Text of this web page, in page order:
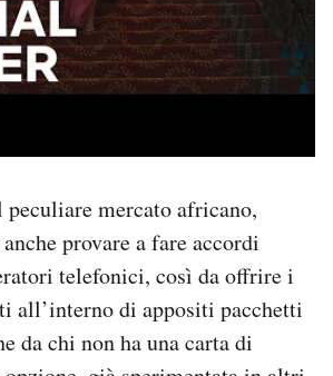
peculiare mercato africano,
provare a fare accordi
telefonici, così da offrire i
all’interno di appositi pacchetti
da chi non ha una carta di